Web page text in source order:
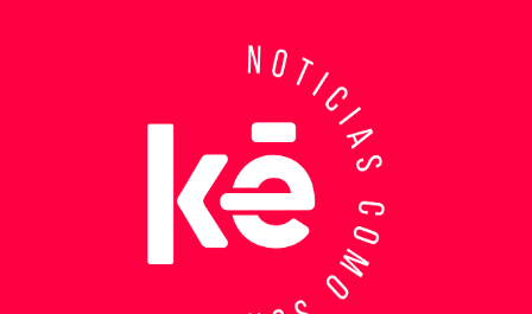
investigadores revisaron más de 200 cámaras de
seguridad públicas y privadas, además de analizar
cerca de 300 horas de grabaciones, con el objetivo
de reconstruir los movimientos de los sospechosos
y establecer patrones de comportamiento. Ese
seguimiento permitió identificar no solo el punto y
la modalidad de entrega del dinero, sino también la
posible existencia de otras víctimas que habrían
sido contactadas bajo el mismo esquema de
intimidación. Con la información recopilada, se
coordinó el operativo que culminó con la captura en